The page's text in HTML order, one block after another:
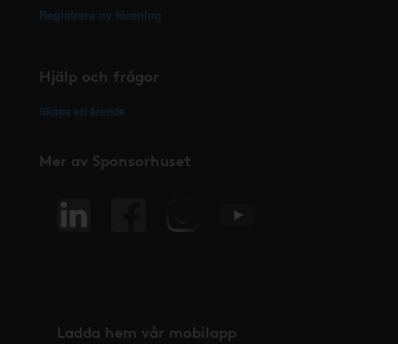
Registrera ny förening
Hjälp och frågor
Skapa ett ärende
Mer av Sponsorhuset
Ladda hem vår mobilapp